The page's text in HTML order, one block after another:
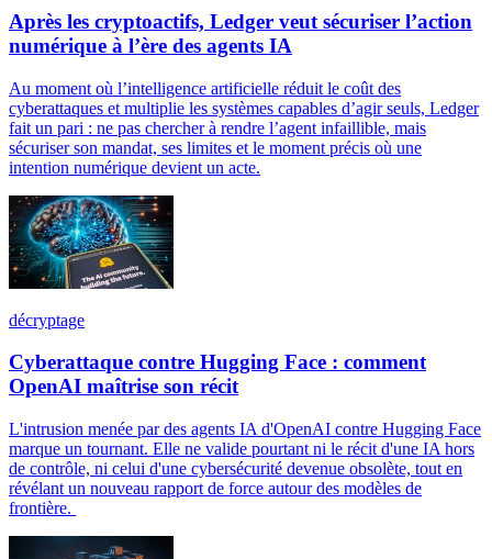
Après les cryptoactifs, Ledger veut sécuriser l’action
numérique à l’ère des agents IA
Au moment où l’intelligence artificielle réduit le coût des
cyberattaques et multiplie les systèmes capables d’agir seuls, Ledger
fait un pari : ne pas chercher à rendre l’agent infaillible, mais
sécuriser son mandat, ses limites et le moment précis où une
intention numérique devient un acte.
décryptage
Cyberattaque contre Hugging Face : comment
OpenAI maîtrise son récit
L'intrusion menée par des agents IA d'OpenAI contre Hugging Face
marque un tournant. Elle ne valide pourtant ni le récit d'une IA hors
de contrôle, ni celui d'une cybersécurité devenue obsolète, tout en
révélant un nouveau rapport de force autour des modèles de
frontière.